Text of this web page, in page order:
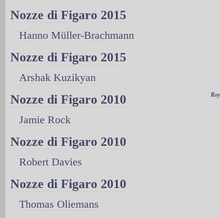
Nozze di Figaro 2015
Hanno Müller-Brachmann
Nozze di Figaro 2015
Arshak Kuzikyan
Nozze di Figaro 2010
Jamie Rock
Nozze di Figaro 2010
Robert Davies
Nozze di Figaro 2010
Thomas Oliemans